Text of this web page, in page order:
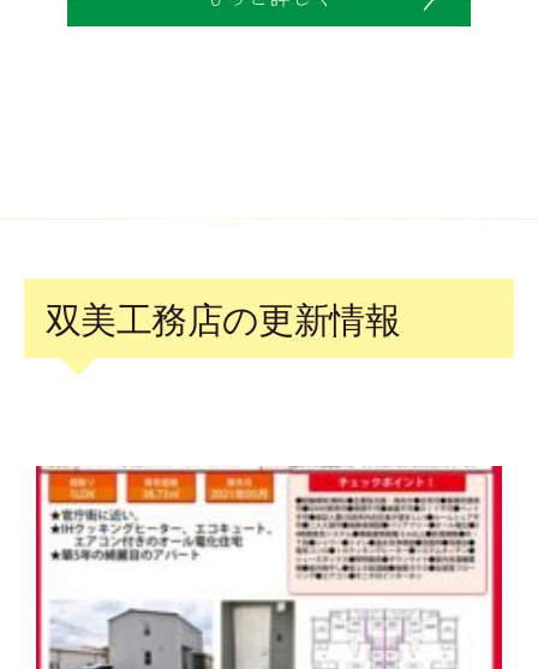
双美工務店の更新情報